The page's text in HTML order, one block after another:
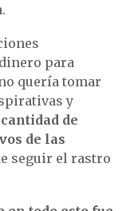
para
quería tomar
y
de
de las
seguir el rastro